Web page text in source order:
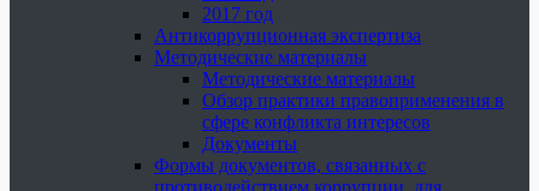
2017 год
Антикоррупционная экспертиза
Методические материалы
Методические материалы
Обзор практики правоприменения в
сфере конфликта интересов
Документы
Формы документов, связанных с
противодействием коррупции, для